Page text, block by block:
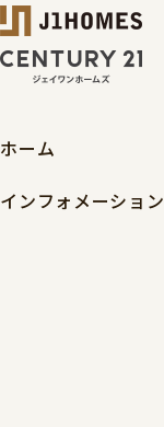
ホーム
インフォメーション